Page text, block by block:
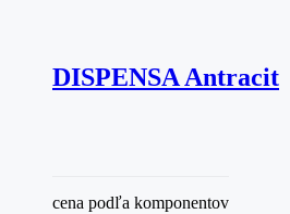
DISPENSA Antracit
cena podľa komponentov